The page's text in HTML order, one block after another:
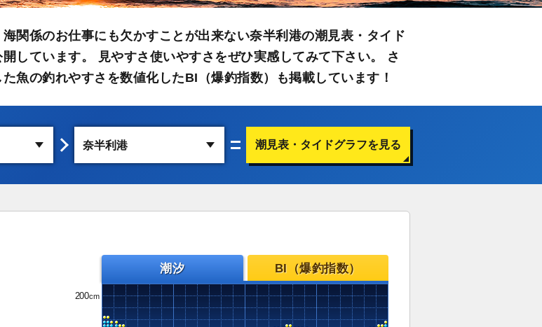
関係のお仕事にも欠かすことが出来ない奈半利港の潮見表・タイド
しています。 見やすさ使いやすさをぜひ実感してみて下さい。 さ
魚の釣れやすさを数値化したBI（爆釣指数）も掲載しています！
潮見表・タイドグラフを見る
潮汐 BI（爆釣指数）
200